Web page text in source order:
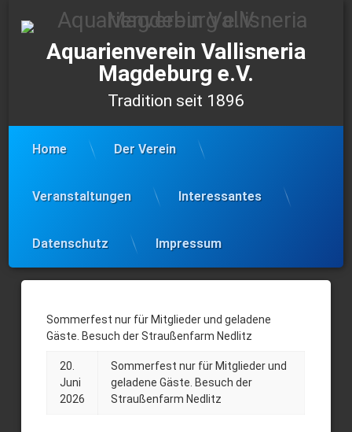
Aquarienverein Vallisneria
Magdeburg e.V.
Tradition seit 1896
Home Der Verein
Veranstaltungen Interessantes
Datenschutz Impressum
Sommerfest
Posted on 20. Juni 2026
Updated on 18. September 2025
Ma_Wille
Sommerfest nur für Mitglieder und geladene
Gäste. Besuch der Straußenfarm Nedlitz
20.
Juni
2026
Sommerfest nur für Mitglieder und
geladene Gäste. Besuch der
Straußenfarm Nedlitz